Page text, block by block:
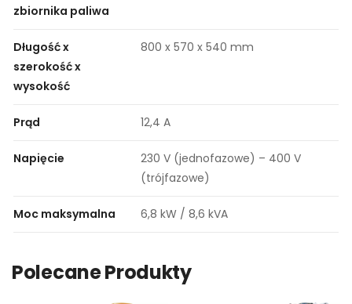
zbiornika paliwa
Długość x
szerokość x
wysokość
800 x 570 x 540 mm
Prąd 12,4 A
Napięcie
230 V (jednofazowe) – 400 V
(trójfazowe)
Moc maksymalna 6,8 kW / 8,6 kVA
Polecane Produkty